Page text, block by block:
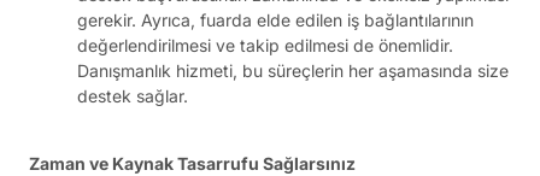
gerekir. Ayrıca, fuarda elde edilen iş bağlantılarının
değerlendirilmesi ve takip edilmesi de önemlidir.
Danışmanlık hizmeti, bu süreçlerin her aşamasında size
destek sağlar.
Zaman ve Kaynak Tasarrufu Sağlarsınız